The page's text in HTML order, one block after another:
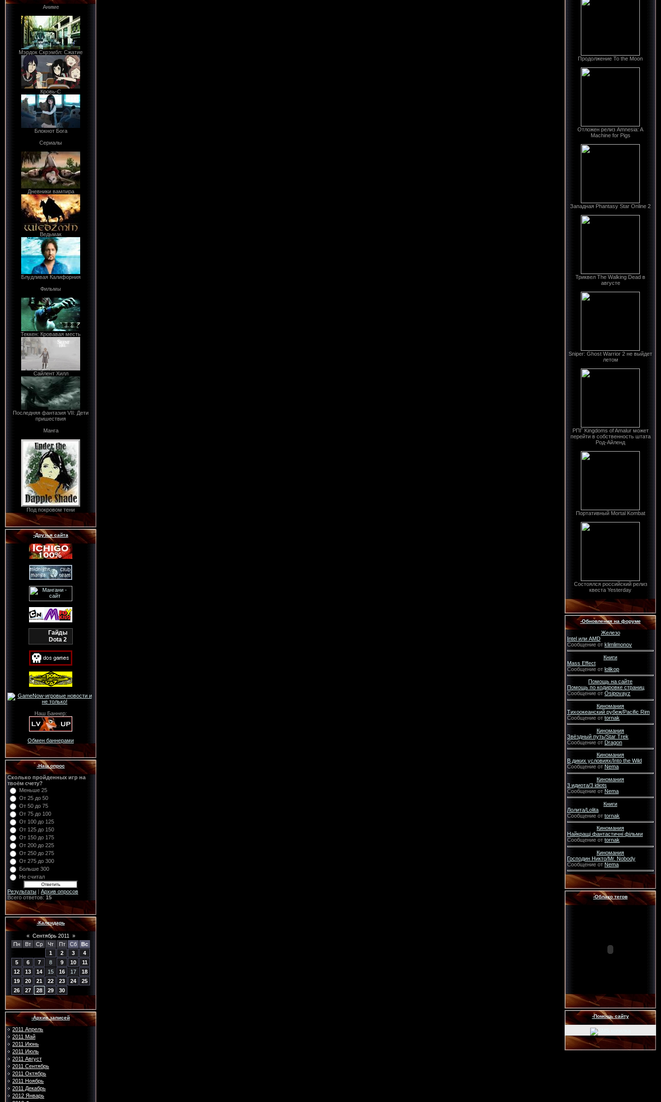
Аниме
Мэрдок Скрэмбл: Сжатие
Кровь-С
Блокнот Бога
Сериалы
Дневники вампира
Ведьмак
Блудливая Калифорния
Фильмы
Теккен: Кровавая месть
Сайлент Хилл
Последняя фантазия VII: Дети
пришествия
Манга
Под покровом тени
-Друзья сайта
Гайды
Dota 2
Наш Баннер:
Обмен баннерами
-Наш опрос
Сколько пройденных игр на
твоём счету?
Меньше 25
От 25 до 50
От 50 до 75
От 75 до 100
От 100 до 125
От 125 до 150
От 150 до 175
От 200 до 225
От 250 до 275
От 275 до 300
Больше 300
Не считал
Результаты | Архив опросов
Всего ответов: 15
-Календарь
« Сентябрь 2011
»
Пн
Вт Ср Чт Пт Сб
Вс
1
2 3
4
5
6 7 8 9 10
11
12
13 14 15 16 17
18
19
20 21 22 23 24
25
26
27 28 29 30
-Архив записей
2011 Апрель
2011 Май
2011 Июнь
2011 Июль
2011 Август
2011 Сентябрь
2011 Октябрь
2011 Ноябрь
2011 Декабрь
2012 Январь
Продолжение To the Moon
Отложен релиз Amnesia: A
Machine for Pigs
Западная Phantasy Star Online 2
Триквел The Walking Dead в
августе
Sniper: Ghost Warrior 2 не выйдет
летом
РПГ Kingdoms of Amalur может
перейти в собственность штата
Род-Айленд
Портативный Mortal Kombat
Состоялся российский релиз
квеста Yesterday
-Обновления на форуме
Железо
Intel или AMD
Сообщение от klimlimonov
Книги
Mass Effect
Сообщение от lolikop
Помощь на сайте
Помощь по кодировке страниц
Сообщение от Osipovayz
Киномания
Тихоокеанский рубеж/Pacific Rim
Сообщение от tornak
Киномания
Звёздный путь/Star Trek
Сообщение от Dragon
Киномания
В диких условиях/Into the Wild
Сообщение от Nema
Киномания
3 идиота/3 idiots
Сообщение от Nema
Книги
Лолита/Lolita
Сообщение от tornak
Киномания
Найкращі фантастичні фільми
Сообщение от tornak
Киномания
Господин Никто/Mr. Nobody
Сообщение от Nema
-Облако тегов
-Помощь сайту